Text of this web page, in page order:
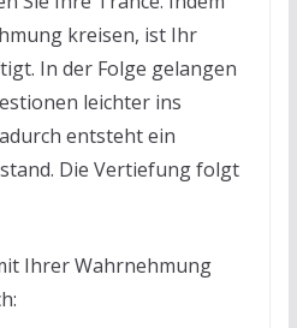
kreisen, ist Ihr
In der Folge gelangen
leichter ins
entsteht ein
Die Vertiefung folgt
Ihrer Wahrnehmung